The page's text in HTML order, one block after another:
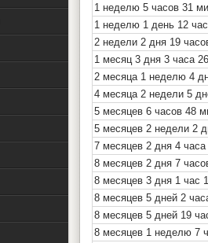
1 неделю 5 часов 31
1 неделю 1 день 12
2 недели 2 дня 19
1 месяц 3 дня 3 часа
2 месяца 1 неделю 4
4 месяца 2 недели 5
5 месяцев 6 часов 48
5 месяцев 2 недели 2
7 месяцев 2 дня 4
8 месяцев 2 дня 7
8 месяцев 3 дня 1 час
8 месяцев 5 дней 2
8 месяцев 5 дней 19
8 месяцев 1 неделю 7